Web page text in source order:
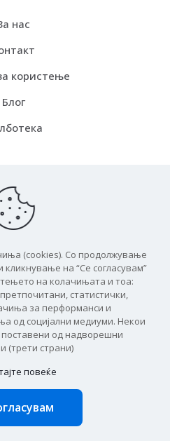
нас
користење
Блог
испорака
ЧПП (cookies). Со продолжување
кликнување на “Се согласувам”
на колачињата и тоа:
статистички,
за перформанси и
од социјални медиуми. Некои
од надворешни
(трети страни)
повеќе